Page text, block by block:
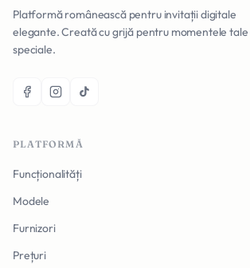
Platformă românească pentru invitații digitale
elegante. Creată cu grijă pentru momentele tale
speciale.
PLATFORMĂ
Funcționalități
Modele
Furnizori
Prețuri